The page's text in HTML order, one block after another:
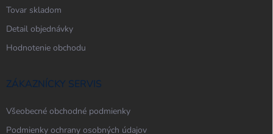
Tovar skladom
Detail objednávky
Hodnotenie obchodu
ZÁKAZNÍCKY SERVIS
Všeobecné obchodné podmienky
Podmienky ochrany osobných údajov